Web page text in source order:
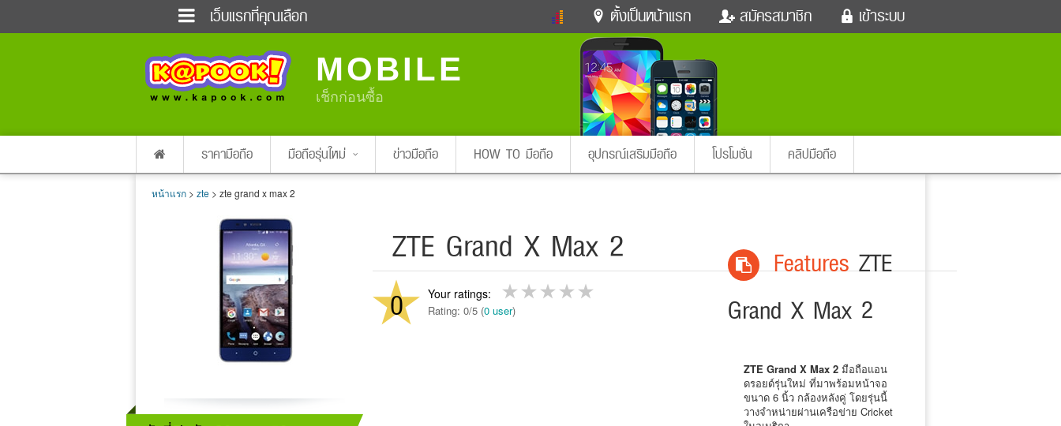
เข้าระบบ
สมัครสมาชิก
เว็บแรกที่คุณเลือก ตั้งเป็นหน้าแรก
ละคร
ฟังวิทยุออนไลน์
เกม หมากรุกไทย Glitter ตรวจหวย
แต่งงาน
แม่และเด็ก ดูดวง สุขภาพ
กลอน
dictionary
เช็คความเร็วเน็ต iPhone Facebook Twitter instagram ดารา อินสตาแกรม
Email
Password
เข้าระบบด้วย Facebook
MOBILE
เช็กก่อนซื้อ
ราคามือถือ มือถือรุ่นใหม่ ข่าวมือถือ HOW TO มือถือ อุปกรณ์เสริมมือถือ โปรโมชั่น คลิปมือถือ
หน้าแรก > zte > zte grand x max 2
ZTE Grand X Max 2
0 Rating: 0/5 (0 user)
FeaturesZTE
Grand X Max 2
ZTE Grand X Max 2 มือถือแอน
ดรอยด์รุ่นใหม่ ที่มาพร้อมหน้าจอ
ขนาด 6 นิ้ว กล้องหลังคู่ โดยรุ่นนี้
วางจำหน่ายผ่านเครือข่าย Cricket